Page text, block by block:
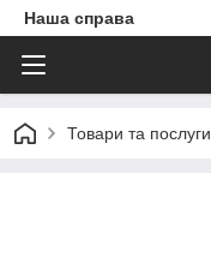
Наша справа
Товари та послуги